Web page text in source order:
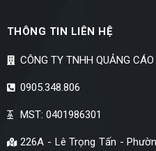
THÔNG TIN LIÊN HỆ
CÔNG TY TNHH QUẢNG
0905.348.806
MST: 0401986301
226A - Lê Trọng Tấn -